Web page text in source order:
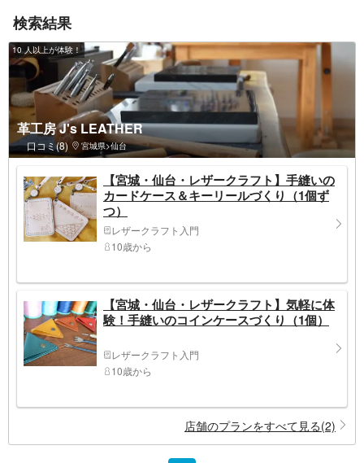
検索結果
10 人以上が体験！
革工房 J's LEATHER
口コミ(8) 宮城県>仙台
【宮城・仙台・レザークラフト】手縫いの
カードケース＆キーリールづくり（1個ず
つ）
レザークラフト入門
10歳から
【宮城・仙台・レザークラフト】気軽に体
験！手縫いのコインケースづくり（1個）
レザークラフト入門
10歳から
店舗のプランをすべて見る(2)